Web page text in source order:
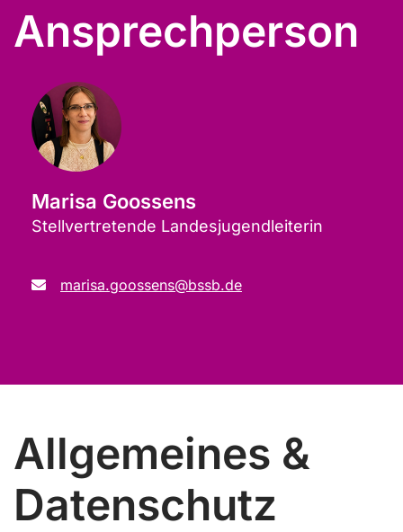
Ansprechperson
Marisa Goossens
Stellvertretende Landesjugendleiterin
marisa.goossens@bssb.de
Allgemeines &
Datenschutz